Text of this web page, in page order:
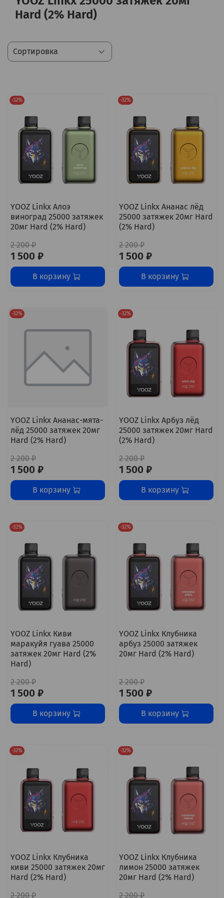
Hard (2% Hard)
-32%
YOOZ Linkx Алоэ
виноград 25000 затяжек
20мг Hard (2% Hard)
2 200 ₽
1 500 ₽
В корзину
-32%
YOOZ Linkx Ананас лёд
25000 затяжек 20мг Hard
(2% Hard)
2 200 ₽
1 500 ₽
В корзину
-32%
YOOZ Linkx Ананас-мята-
лёд 25000 затяжек 20мг
Hard (2% Hard)
2 200 ₽
1 500 ₽
В корзину
-32%
YOOZ Linkx Арбуз лёд
25000 затяжек 20мг Hard
(2% Hard)
2 200 ₽
1 500 ₽
В корзину
-32%
YOOZ Linkx Киви
маракуйя гуава 25000
затяжек 20мг Hard (2%
Hard)
2 200 ₽
1 500 ₽
В корзину
-32%
YOOZ Linkx Клубника
арбуз 25000 затяжек
20мг Hard (2% Hard)
2 200 ₽
1 500 ₽
В корзину
-32%
YOOZ Linkx Клубника
киви 25000 затяжек 20мг
Hard (2% Hard)
2 200 ₽
-32%
YOOZ Linkx Клубника
лимон 25000 затяжек
20мг Hard (2% Hard)
2 200 ₽